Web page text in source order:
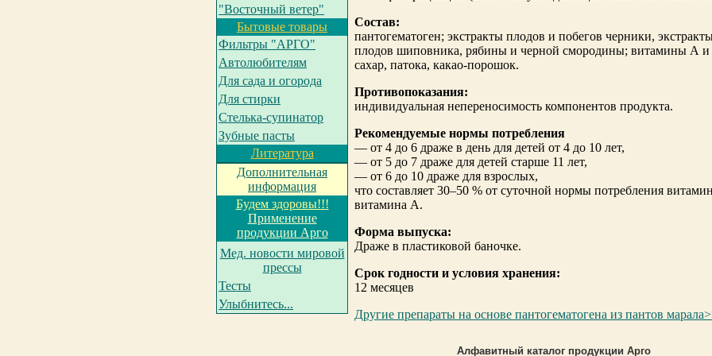
"Восточный ветер"
Бытовые товары
Фильтры "АРГО"
Автолюбителям
Для сада и огорода
Для стирки
Cтелька-супинатор
Зубные пасты
Литература
Дополнительная
информация
Будем здоровы!!!
Применение
продукции Арго
Мед. новости мировой
прессы
Тесты
Улыбнитесь...
Состав:
пантогематоген; экстракты плодов и побегов черники,
плодов шиповника, рябины и черной смородины; витамины А
сахар, патока, какао-порошок.
Противопоказания:
индивидуальная непереносимость компонентов продукта.
Рекомендуемые нормы потребления
— от 4 до 6 драже в день для детей от 4 до 10 лет,
— от 5 до 7 драже для детей старше 11 лет,
— от 6 до 10 драже для взрослых,
что составляет 30–50 % от суточной нормы потребления
витамина А.
Форма выпуска:
Драже в пластиковой баночке.
Срок годности и условия хранения:
12 месяцев
Другие препараты на основе пантогематогена из пантов
Алфавитный каталог продукции Арго